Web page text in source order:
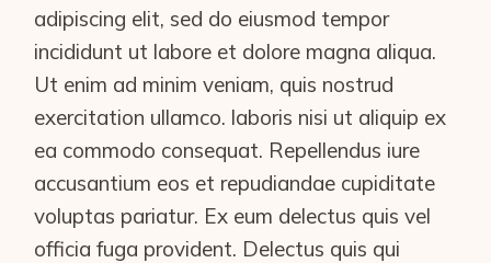
adipiscing elit, sed do eiusmod tempor
incididunt ut labore et dolore magna aliqua.
Ut enim ad minim veniam, quis nostrud
exercitation ullamco. laboris nisi ut aliquip ex
ea commodo consequat. Repellendus iure
accusantium eos et repudiandae cupiditate
voluptas pariatur. Ex eum delectus quis vel
officia fuga provident. Delectus quis qui